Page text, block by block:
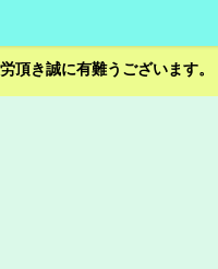
頂き誠に有難うございます。